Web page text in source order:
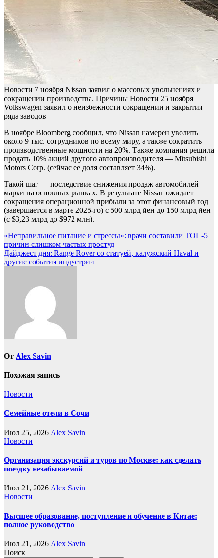
Новости 7 ноября Nissan заявил о массовых увольнениях и
сокращении производства. Причины Новости 25 ноября
Volkswagen заявил о неизбежности сокращений и закрытия
ряда заводов
В ноябре Bloomberg сообщил, что Nissan намерен уволить
около 9 тыс. сотрудников по всему миру, а также сократить
производственные мощности на 20%. Также компания решила
продать 10% акций другого автопроизводителя — Mitsubishi
Motors Corp. (сейчас ее доля составляет 34%).
Такой шаг — последствие снижения продаж автомобилей
марки на основных рынках. В результате Nissan ожидает
сокращения операционной прибыли за этот финансовый год
(завершается в марте 2025-го) с 500 млрд йен до 150 млрд йен
(с $3,23 млрд до $972 млн).
Навигация
по
записям
«Неправильное питание и стрессы»: врачи составили ТОП-5
причин слишком частых простуд
Дайджест дня: Range Rover со статуей, калужский Haval и
другие события индустрии
От Alex Savin
Похожая запись
Новости
Семейные отели в Сочи
Июл 25, 2026 Alex Savin
Новости
Организация экскурсий и туров по Москве: как сделать
поездку незабываемой
Июл 21, 2026 Alex Savin
Новости
Высшее образование, поступление и обучение в Китае:
полное руководство
Июл 21, 2026 Alex Savin
Поиск